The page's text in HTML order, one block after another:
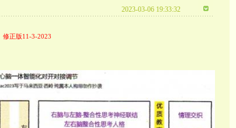
2023-03-06 19:33:32
修正版11-3-2023